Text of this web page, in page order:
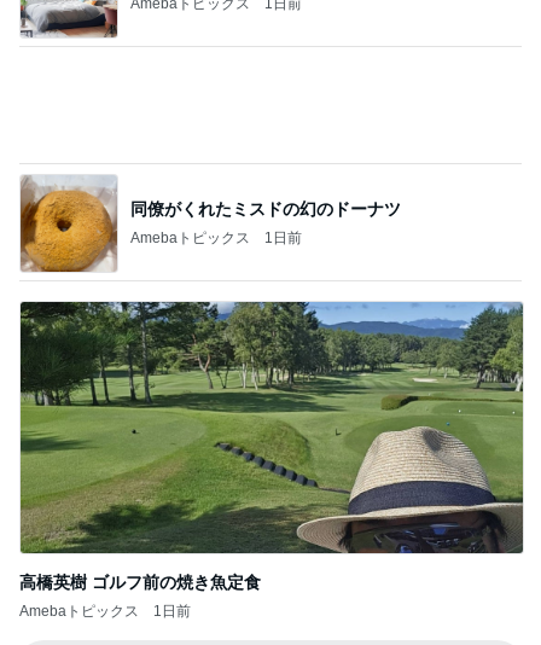
高橋英樹 ゴルフ前の焼き魚定食
Amebaトピックス 1日前
記事を読む